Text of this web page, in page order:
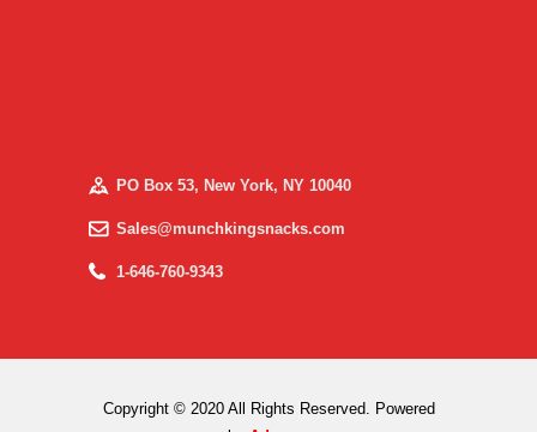
PO Box 53, New York, NY 10040
Sales@munchkingsnacks.com
1-646-760-9343
Copyright © 2020 All Rights Reserved. Powered